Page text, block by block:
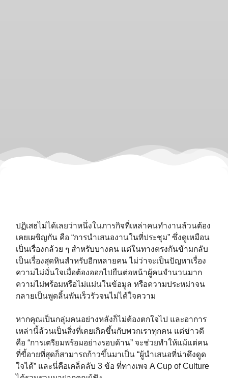
ปฏิเสธไม่ได้เลยว่าหนึ่งในภารกิจที่เหล่าคนทำงานล้วนต้อง
เคยเผชิญกัน คือ “การนำเสนองานในที่ประชุม” ซึ่งดูเหมือน
เป็นเรื่องกล้วย ๆ สำหรับบางคน แต่ในทางตรงกันข้ามกลับ
เป็นเรื่องสุดหินสำหรับอีกหลายคน ไม่ว่าจะเป็นปัญหาเรื่อง
ความไม่มั่นใจเมื่อต้องออกไปยืนต่อหน้าผู้คนจำนวนมาก
ความไม่พร้อมหรือไม่แม่นในข้อมูล หรือความประหม่าจน
กลายเป็นพูดลิ้นพันเร็วรัวจนไม่ได้ใจความ
หากคุณเป็นกลุ่มคนอย่างหลังก็ไม่ต้องตกใจไป และอาการ
เหล่านี้ล้วนเป็นสิ่งที่เคยเกิดขึ้นกับพวกเราทุกคน แต่ข่าวดี
คือ “การเตรียมพร้อมอย่างรอบด้าน” จะช่วยทำให้แม้แต่คน
ที่ขี้อายที่สุดก็สามารถก้าวขึ้นมาเป็น “ผู้นำเสนอที่น่าดึงดูด
ใจได้” และนี่คือเคล็ดลับ 3 ข้อ ที่ทางเพจ A Cup of Culture